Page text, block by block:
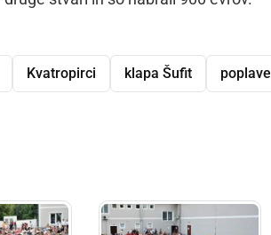
Kvatropirci klapa Šufit poplave